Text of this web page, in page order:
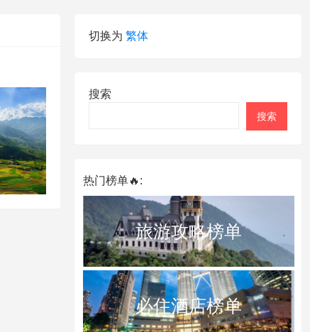
切换为 繁体
搜索
搜索
热门榜单🔥:
旅游攻略榜单
必住酒店榜单